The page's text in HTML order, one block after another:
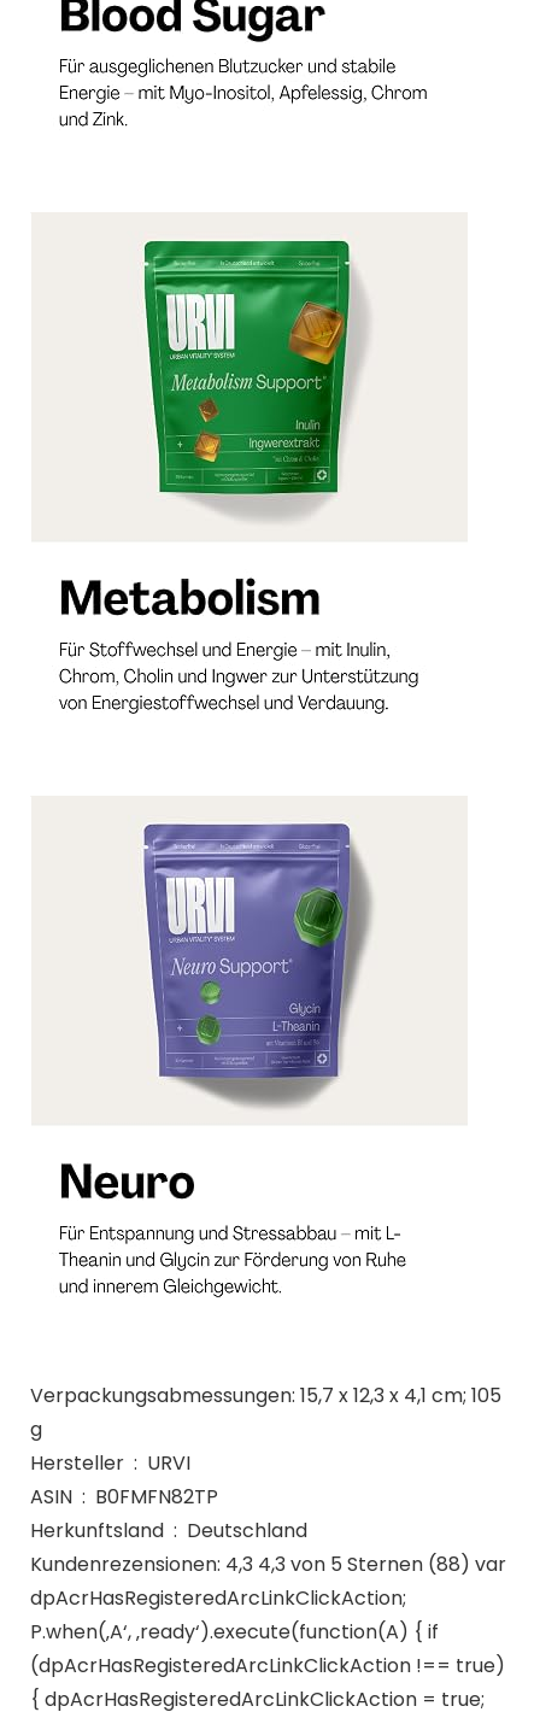
Verpackungsabmessungen: 15,7 x 12,3 x 4,1 cm; 105
g
Hersteller ‏ : ‎ URVI
ASIN ‏ : ‎ B0FMFN82TP
Herkunftsland ‏ : ‎ Deutschland
Kundenrezensionen: 4,3 4,3 von 5 Sternen (88) var
dpAcrHasRegisteredArcLinkClickAction;
P.when(‚A‘, ‚ready‘).execute(function(A) { if
(dpAcrHasRegisteredArcLinkClickAction !== true)
{ dpAcrHasRegisteredArcLinkClickAction = true;